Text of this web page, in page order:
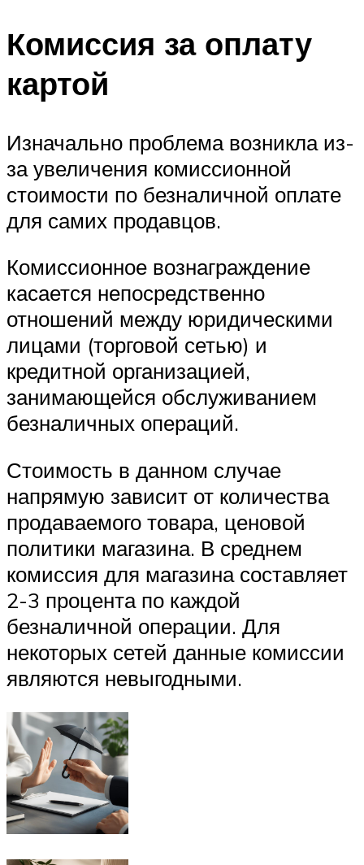
Комиссия за оплату
картой
Изначально проблема возникла из-
за увеличения комиссионной
стоимости по безналичной оплате
для самих продавцов.
Комиссионное вознаграждение
касается непосредственно
отношений между юридическими
лицами (торговой сетью) и
кредитной организацией,
занимающейся обслуживанием
безналичных операций.
Стоимость в данном случае
напрямую зависит от количества
продаваемого товара, ценовой
политики магазина. В среднем
комиссия для магазина составляет
2-3 процента по каждой
безналичной операции. Для
некоторых сетей данные комиссии
являются невыгодными.